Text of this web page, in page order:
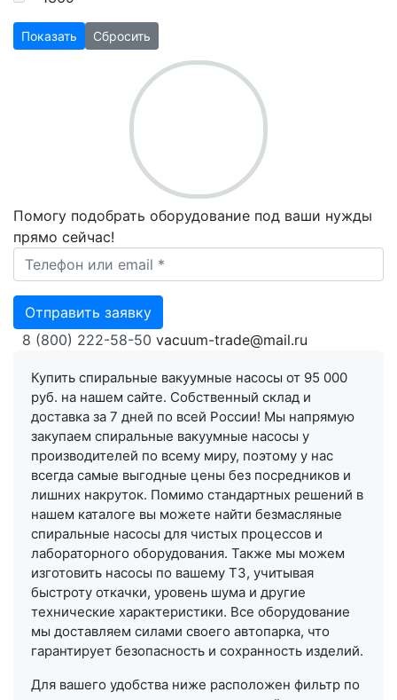
Показать Сбросить
Помогу подобрать оборудование под ваши нужды
прямо сейчас!
Ваш телефон *
Отправить заявку
8 (800) 222-58-50 vacuum-trade@mail.ru
Купить спиральные вакуумные насосы от 95 000
руб. на нашем сайте. Собственный склад и
доставка за 7 дней по всей России! Мы напрямую
закупаем спиральные вакуумные насосы у
производителей по всему миру, поэтому у нас
всегда самые выгодные цены без посредников и
лишних накруток. Помимо стандартных решений в
нашем каталоге вы можете найти безмасляные
спиральные насосы для чистых процессов и
лабораторного оборудования. Также мы можем
изготовить насосы по вашему ТЗ, учитывая
быстроту откачки, уровень шума и другие
технические характеристики. Все оборудование
мы доставляем силами своего автопарка, что
гарантирует безопасность и сохранность изделий.
Для вашего удобства ниже расположен фильтр по